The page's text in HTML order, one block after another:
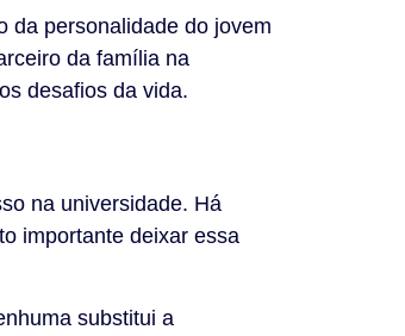
da personalidade do jovem
da família na
desafios da vida.
na universidade. Há
importante deixar essa
substitui a